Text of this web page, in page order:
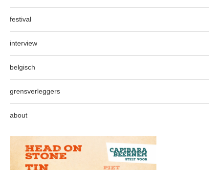
festival
interview
belgisch
grensverleggers
about